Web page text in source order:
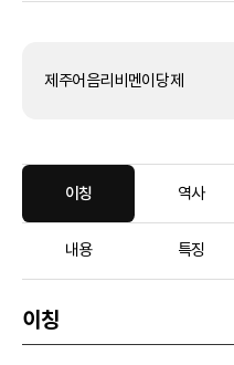
제주어음리비멘이당제
이칭 역사
내용 특징
이칭